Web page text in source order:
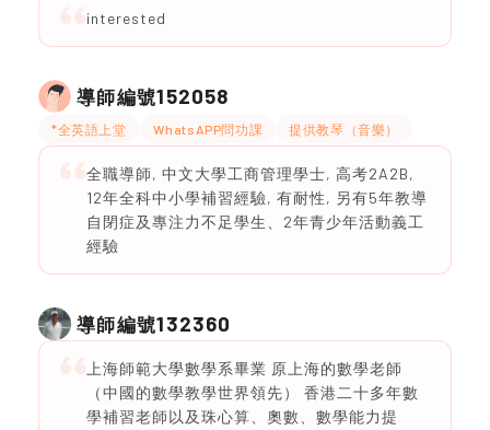
interested
導師編號152058
*全英語上堂 WhatsAPP問功課 提供教琴（音樂）
全職導師, 中文大學工商管理學士, 高考2A2B,
12年全科中小學補習經驗, 有耐性, 另有5年教導
自閉症及專注力不足學生、2年青少年活動義工
經驗
導師編號132360
上海師範大學數學系畢業 原上海的數學老師
（中國的數學教學世界領先） 香港二十多年數
學補習老師以及珠心算、奧數、數學能力提